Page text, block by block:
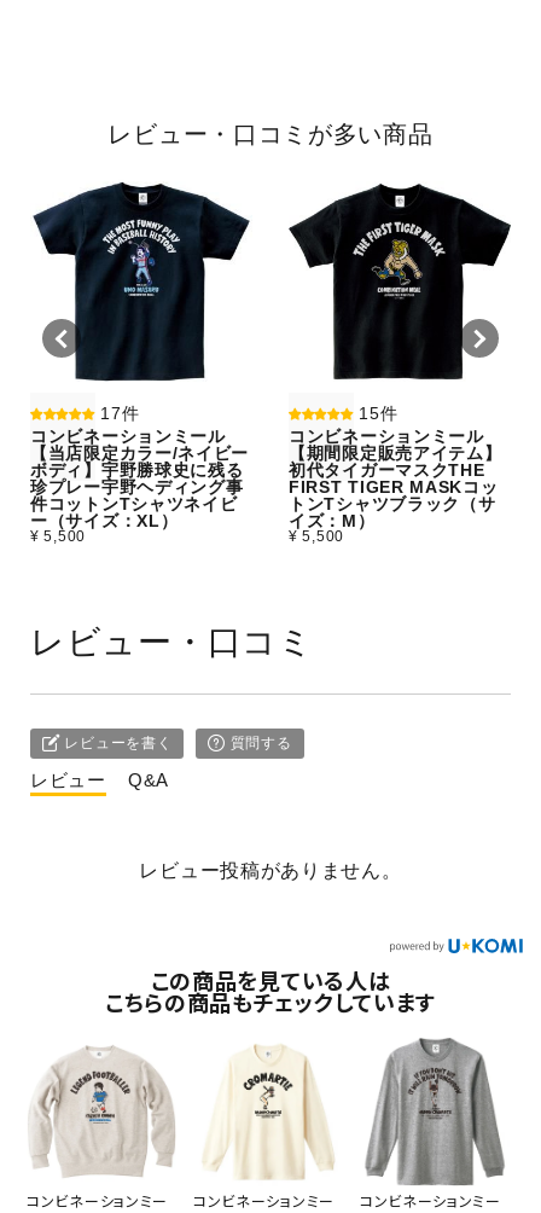
レビュー・口コミが多い商品
17件
コンビネーションミール
【当店限定カラー/ネイビー
ボディ】宇野勝球史に残る
珍プレー宇野ヘディング事
件コットンTシャツネイビ
ー（サイズ：XL）
¥ 5,500
15件
コンビネーションミール
【期間限定販売アイテム】
初代タイガーマスクTHE
FIRST TIGER MASKコッ
トンTシャツブラック（サ
イズ：M）
¥ 5,500
レビュー・口コミ
レビューを書く 質問する
レビュー Q&A
レビュー投稿がありません。
この商品を見ている人は
こちらの商品もチェックしています
コンビネーションミー
コンビネーションミー
コンビネーションミー